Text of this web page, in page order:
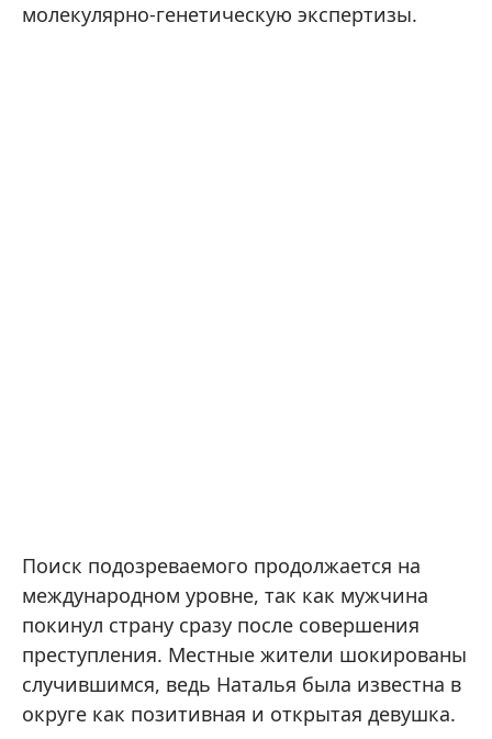
молекулярно-генетическую экспертизы.
Поиск подозреваемого продолжается на
международном уровне, так как мужчина
покинул страну сразу после совершения
преступления. Местные жители шокированы
случившимся, ведь Наталья была известна в
округе как позитивная и открытая девушка.